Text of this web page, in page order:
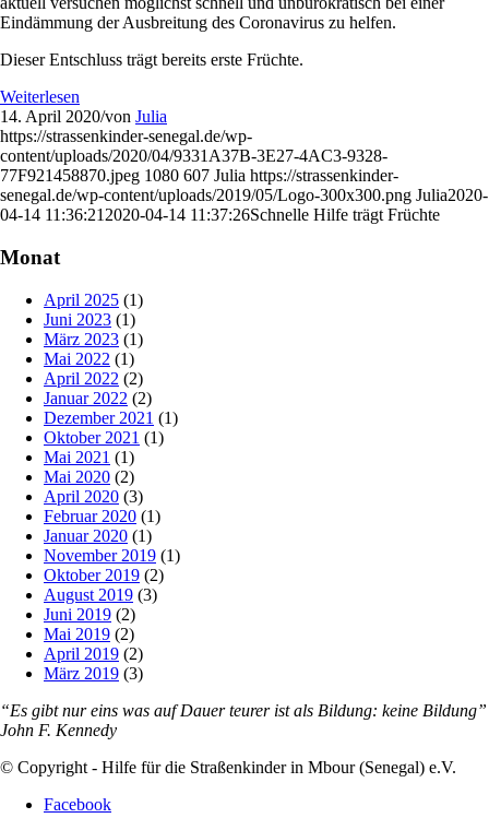
Eindämmung der Ausbreitung des Coronavirus zu helfen.
Dieser Entschluss trägt bereits erste Früchte.
Weiterlesen
14. April 2020/von Julia
https://strassenkinder-senegal.de/wp-
content/uploads/2020/04/9331A37B-3E27-4AC3-9328-
77F921458870.jpeg 1080 607 Julia https://strassenkinder-
senegal.de/wp-content/uploads/2019/05/Logo-300x300.png Julia2020-
04-14 11:36:21 2020-04-14 11:37:26Schnelle Hilfe trägt Früchte
Monat
April 2025 (1)
Juni 2023 (1)
März 2023 (1)
Mai 2022 (1)
April 2022 (2)
Januar 2022 (2)
Dezember 2021 (1)
Oktober 2021 (1)
Mai 2021 (1)
Mai 2020 (2)
April 2020 (3)
Februar 2020 (1)
Januar 2020 (1)
November 2019 (1)
Oktober 2019 (2)
August 2019 (3)
Juni 2019 (2)
Mai 2019 (2)
April 2019 (2)
März 2019 (3)
“Es gibt nur eins was auf Dauer teurer ist als Bildung: keine Bildung”
John F. Kennedy
© Copyright - Hilfe für die Straßenkinder in Mbour (Senegal) e.V.
Facebook